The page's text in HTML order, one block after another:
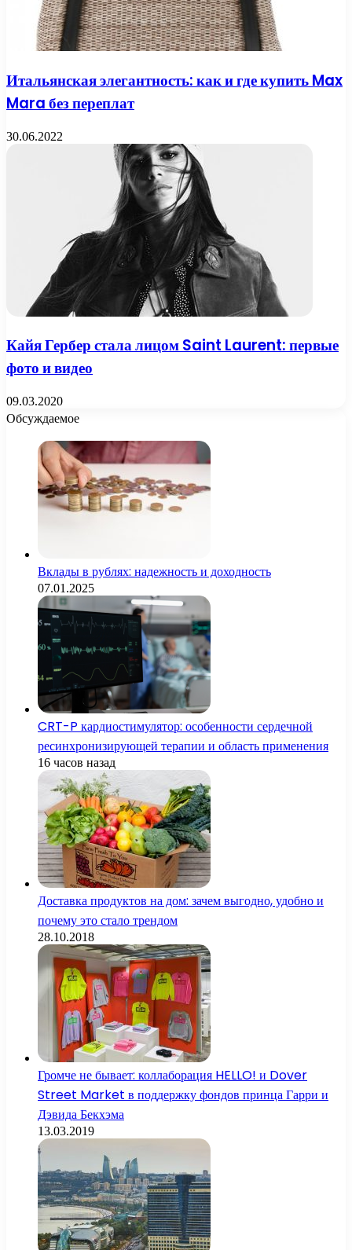
Итальянская элегантность: как и где купить Max
Mara без переплат
30.06.2022
Кайя Гербер стала лицом Saint Laurent: первые
фото и видео
09.03.2020
Обсуждаемое
Вклады в рублях: надежность и доходность
07.01.2025
CRT-P кардиостимулятор: особенности сердечной
ресинхронизирующей терапии и область применения
16 часов назад
Доставка продуктов на дом: зачем выгодно, удобно и
почему это стало трендом
28.10.2018
Громче не бывает: коллаборация HELLO! и Dover
Street Market в поддержку фондов принца Гарри и
Дэвида Бекхэма
13.03.2019